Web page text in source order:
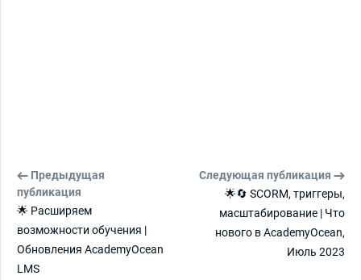
Предыдущая
публикация
🌟 Расширяем
возможности обучения |
Обновления AcademyOcean
LMS
Следующая публикация
🌟🔄 SCORM, триггеры,
масштабирование | Что
нового в AcademyOcean,
Июль 2023